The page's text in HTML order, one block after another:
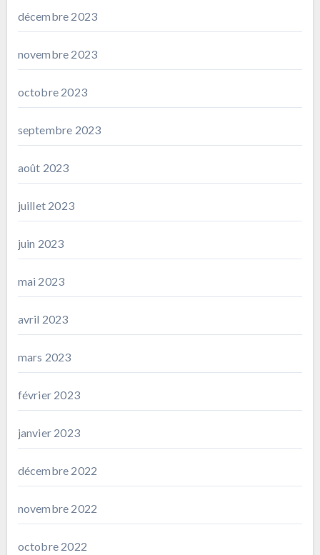
décembre 2023
novembre 2023
octobre 2023
septembre 2023
août 2023
juillet 2023
juin 2023
mai 2023
avril 2023
mars 2023
février 2023
janvier 2023
décembre 2022
novembre 2022
octobre 2022